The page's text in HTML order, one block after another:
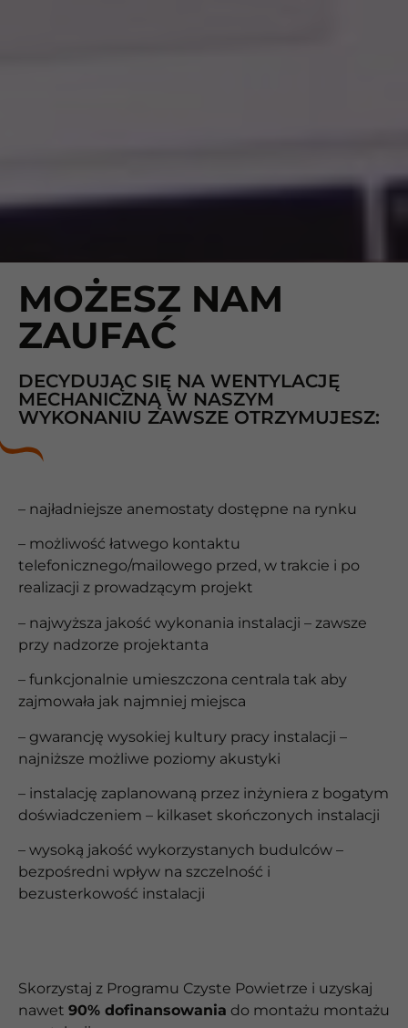
MOŻESZ NAM
ZAUFAĆ
DECYDUJĄC SIĘ NA WENTYLACJĘ
MECHANICZNĄ W NASZYM
WYKONANIU ZAWSZE OTRZYMUJESZ:
– najładniejsze anemostaty dostępne na rynku
– możliwość łatwego kontaktu
telefonicznego/mailowego przed, w trakcie i po
realizacji z prowadzącym projekt
– najwyższa jakość wykonania instalacji – zawsze
przy nadzorze projektanta
– funkcjonalnie umieszczona centrala tak aby
zajmowała jak najmniej miejsca
– gwarancję wysokiej kultury pracy instalacji –
najniższe możliwe poziomy akustyki
– instalację zaplanowaną przez inżyniera z bogatym
doświadczeniem – kilkaset skończonych instalacji
– wysoką jakość wykorzystanych budulców –
bezpośredni wpływ na szczelność i
bezusterkowość instalacji
Skorzystaj z Programu Czyste Powietrze i uzyskaj
nawet 90% dofinansowania do montażu montażu